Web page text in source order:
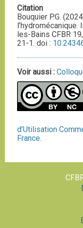
Citation
Bouquier P.G.
l’hydromécanique.
les-Bains CFBR
21-1. doi :
Voir aussi :
d’Utilisation
France.